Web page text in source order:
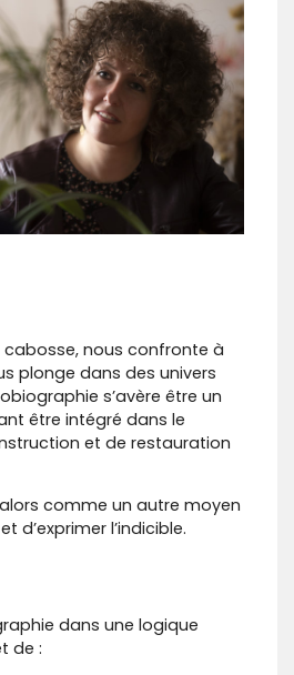
cabosse, nous confronte à
plonge dans des univers
s’avère être un
être intégré dans le
et de restauration
comme un autre moyen
d’exprimer l’indicible.
dans une logique
de :